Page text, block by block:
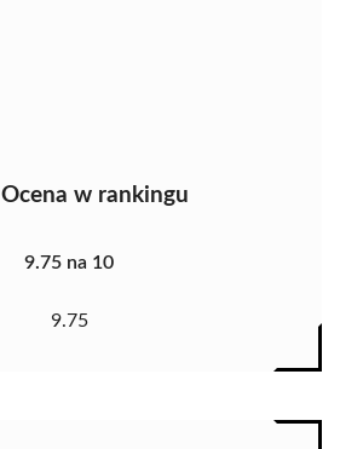
Ocena w rankingu
9.75 na 10
9.75